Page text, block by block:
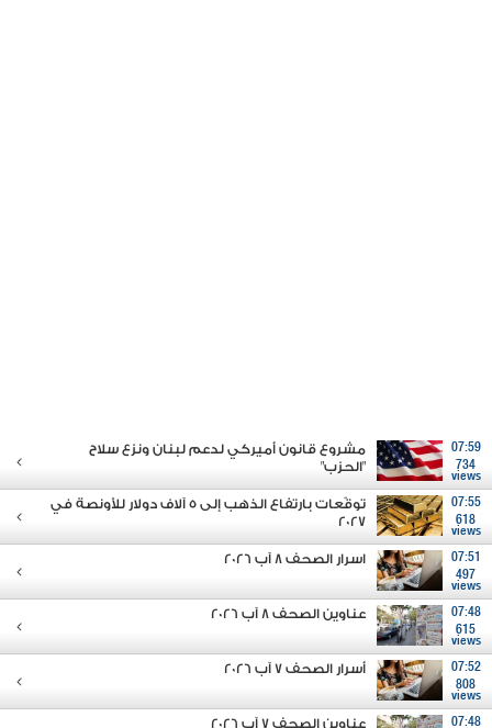
07:59
734
views
مشروع قانون أميركي لدعم لبنان ونزع سلاح
"الحزب"
07:55
618
views
توقّعات بارتفاع الذهب إلى 5 آلاف دولار للأونصة في
2027
07:51
497
views
اسرار الصحف 8 آب 2026
07:48
615
views
عناوين الصحف 8 آب 2026
07:52
808
views
أسرار الصحف 7 آب 2026
07:48
عناوين الصحف 7 آب 2026